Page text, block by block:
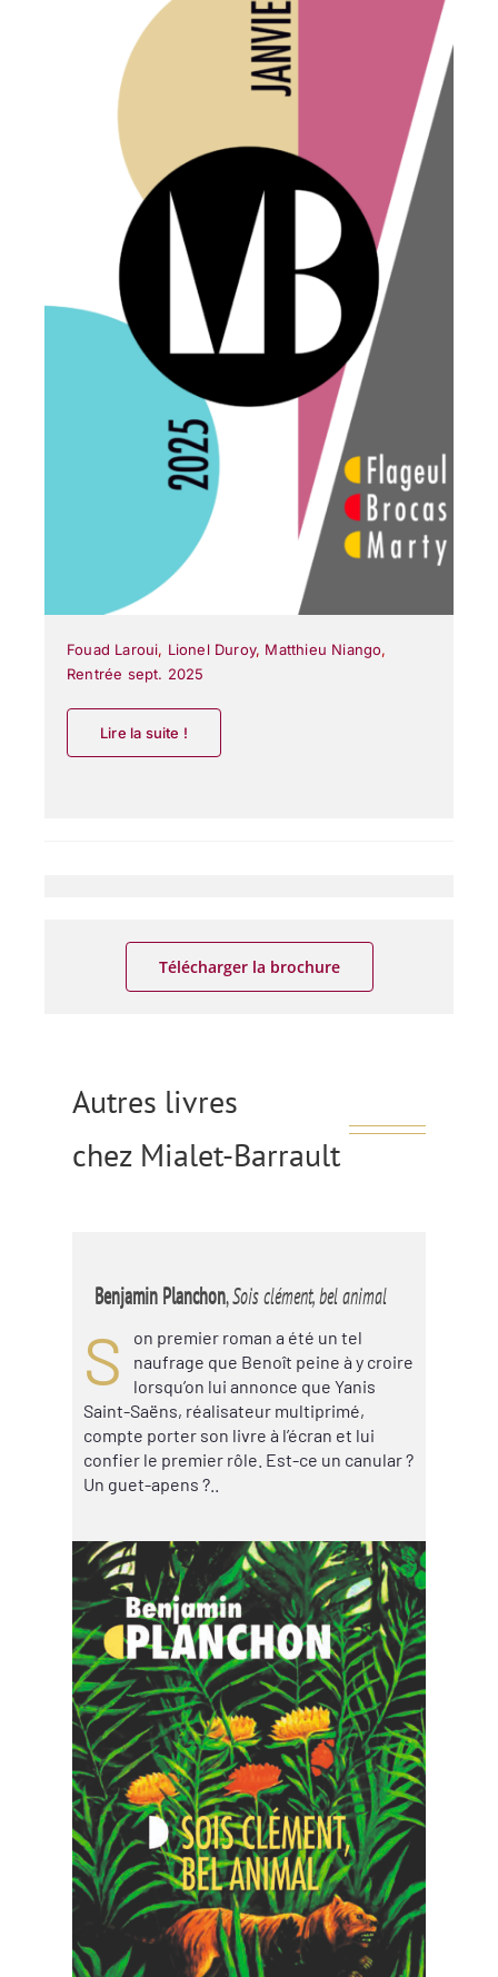
Fouad Laroui, Lionel Duroy, Matthieu Niango,
Rentrée sept. 2025
Lire la suite !
Télécharger la brochure
Autres livres
chez Mialet-Barrault
Benjamin Planchon,Sois clément, bel animal
S
on premier roman a été un tel
naufrage que Benoît peine à y croire
lorsqu’on lui annonce que Yanis
Saint-Saëns, réalisateur multiprimé,
compte porter son livre à l’écran et lui
confier le premier rôle. Est-ce un canular ?
Un guet-apens ?..